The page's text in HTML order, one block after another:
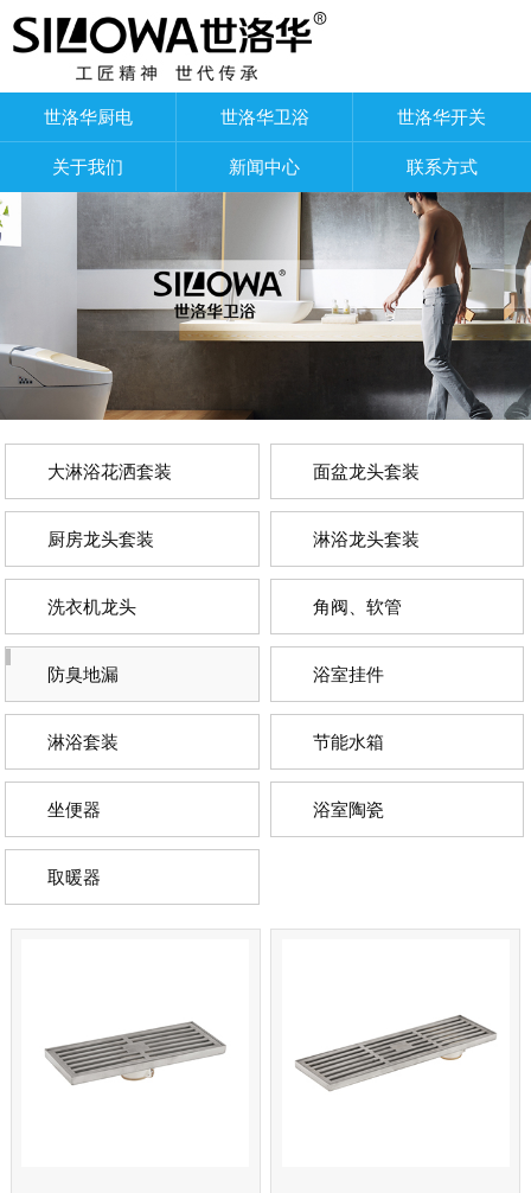
世洛华厨电 世洛华卫浴 世洛华开关
关于我们 新闻中心 联系方式
大淋浴花洒套装 面盆龙头套装
厨房龙头套装 淋浴龙头套装
洗衣机龙头 角阀、软管
防臭地漏 浴室挂件
淋浴套装 节能水箱
坐便器 浴室陶瓷
取暖器